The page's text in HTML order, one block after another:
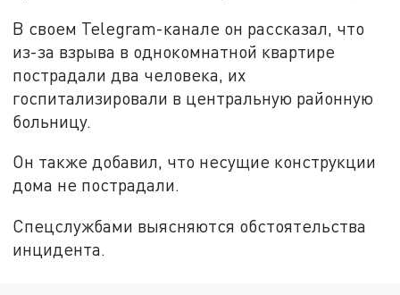
В своем Telegram-канале он рассказал, что
из-за взрыва в однокомнатной квартире
пострадали два человека, их
госпитализировали в центральную районную
больницу.
Он также добавил, что несущие конструкции
дома не пострадали.
Спецслужбами выясняются обстоятельства
инцидента.